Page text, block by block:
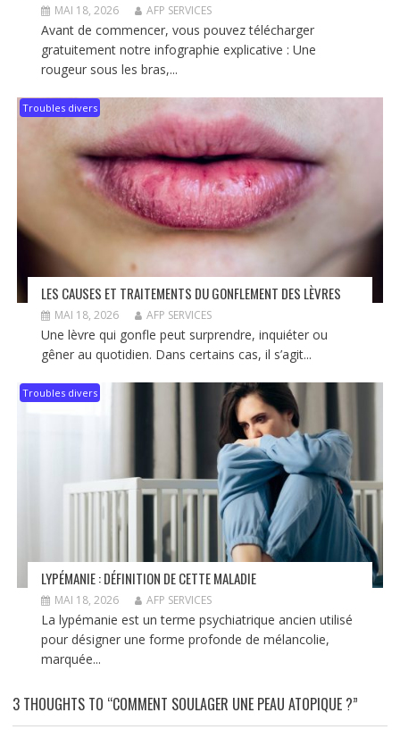
MAI 18, 2026 AFP SERVICES
Avant de commencer, vous pouvez télécharger
gratuitement notre infographie explicative : Une
rougeur sous les bras,...
Troubles divers
LES CAUSES ET TRAITEMENTS DU GONFLEMENT DES LÈVRES
MAI 18, 2026 AFP SERVICES
Une lèvre qui gonfle peut surprendre, inquiéter ou
gêner au quotidien. Dans certains cas, il s’agit...
Troubles divers
LYPÉMANIE : DÉFINITION DE CETTE MALADIE
MAI 18, 2026 AFP SERVICES
La lypémanie est un terme psychiatrique ancien utilisé
pour désigner une forme profonde de mélancolie,
marquée...
3 THOUGHTS TO “COMMENT SOULAGER UNE PEAU ATOPIQUE ?”